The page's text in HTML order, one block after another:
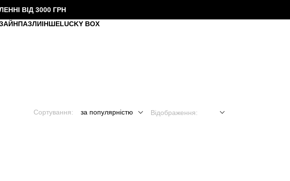
ВІД 3000 ГРН
ПАЗЛИІНШЕLUCKY BOX
Сортування: за популярністю Відображення: